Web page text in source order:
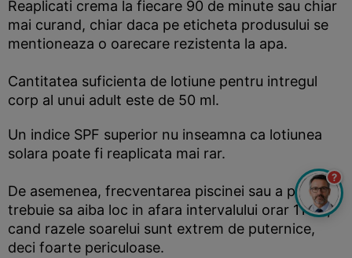
Reaplicati crema la fiecare 90 de minute sau chiar
mai curand, chiar daca pe eticheta produsului se
mentioneaza o oarecare rezistenta la apa.
Cantitatea suficienta de lotiune pentru intregul
corp al unui adult este de 50 ml.
Un indice SPF superior nu inseamna ca lotiunea
solara poate fi reaplicata mai rar.
De asemenea, frecventarea piscinei sau a plajei
trebuie sa aiba loc in afara intervalului orar 11-14,
cand razele soarelui sunt extrem de puternice,
deci foarte periculoase.
?